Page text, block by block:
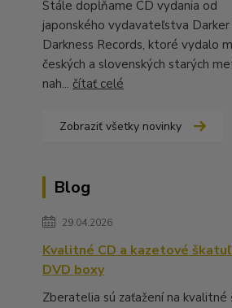
Stále dopĺňame CD vydania od
japonského vydavateľstva Darker
Darkness Records, ktoré vydalo
českých a slovenských starých
nah... čítať celé
Zobraziť všetky novinky
Blog
29.04.2026
Kvalitné CD a kazetové
DVD boxy
Zberatelia sú zaťažení na kvalitné